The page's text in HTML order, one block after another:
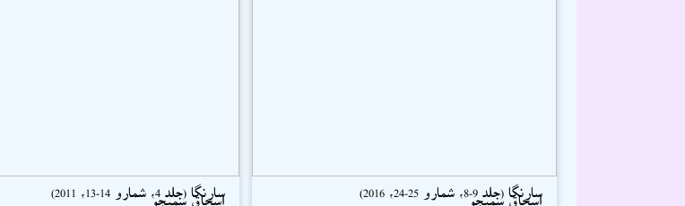
سارنگا (جلد 9-8، شمارو 25-24، 2016)
اسحاق سميجو
سارنگا (جلد 4، شمارو 14-13، 2011)
اسحاق سميجو